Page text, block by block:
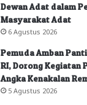
Dewan Adat dalam
Masyarakat Adat
6 Agustus 2026
Pemuda Amban
RI, Dorong Kegiatan
Angka Kenakalan
5 Agustus 2026